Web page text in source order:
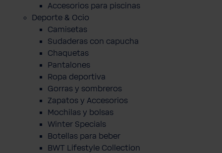
Accesorios para piscinas
Deporte & Ocio
Camisetas
Sudaderas con capucha
Chaquetas
Pantalones
Ropa deportiva
Gorras y sombreros
Zapatos y Accesorios
Mochilas y bolsas
Winter Specials
Botellas para beber
BWT Lifestyle Collection